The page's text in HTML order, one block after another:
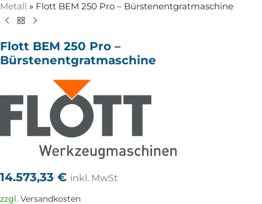
Metall » Flott BEM 250 Pro – Bürstenentgratmaschine
Flott BEM 250 Pro –
Bürstenentgratmaschine
14.573,33 € inkl. MwSt
zzgl. Versandkosten